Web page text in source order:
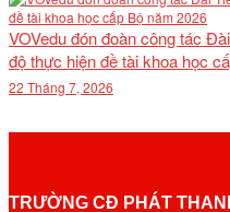
VOVedu đón đoàn công tác
độ thực hiện đề tài khoa học
22 Tháng 7, 2026
TRƯỜNG CĐ PHÁT